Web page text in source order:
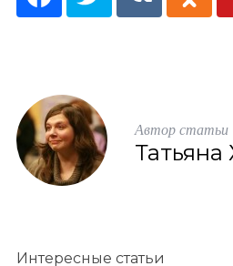
Автор статьи
Интересные статьи